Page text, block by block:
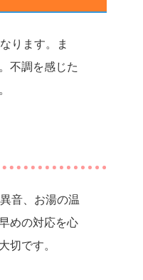
ります。ま
不調を感じた
音、お湯の温
めの対応を心
切です。